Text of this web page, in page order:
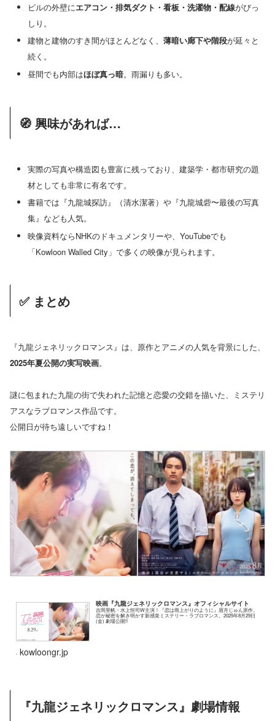
ビルの外壁にエアコン・排気ダクト・看板・洗濯物・配線がびっ
しり。
建物と建物のすき間がほとんどなく、 薄暗い廊下や階段が延々と
続く。
昼間でも内部はほぼ真っ暗。雨漏りも多い。
🧭 興味があれば…
実際の写真や構造図も豊富に残っており、建築学・都市研究の題
材としても非常に有名です。
書籍では『九龍城探訪』（清水潔著）や『九龍城砦〜最後の写真
集』なども人気。
映像資料ならNHKのドキュメンタリーや、YouTubeでも
「Kowloon Walled City」で多くの映像が見られます。
✅ まとめ
『九龍ジェネリックロマンス』は、原作とアニメの人気を背景にした、
2025年夏公開の実写映画。
謎に包まれた九龍の街で失われた記憶と恋愛の交錯を描いた、ミステリ
アスなラブロマンス作品です。
公開日が待ち遠しいですね！
映画『九龍ジェネリックロマンス』オフィシャルサイト
吉岡里帆・水上恒司W主演！『恋は雨上がりのように』眉月じゅん原作。
恋が秘密を解き明かす新感覚ミステリー・ラブロマンス。2025年8月29日
(金) 劇場公開!!
kowloongr.jp
『九龍ジェネリックロマンス』劇場情報